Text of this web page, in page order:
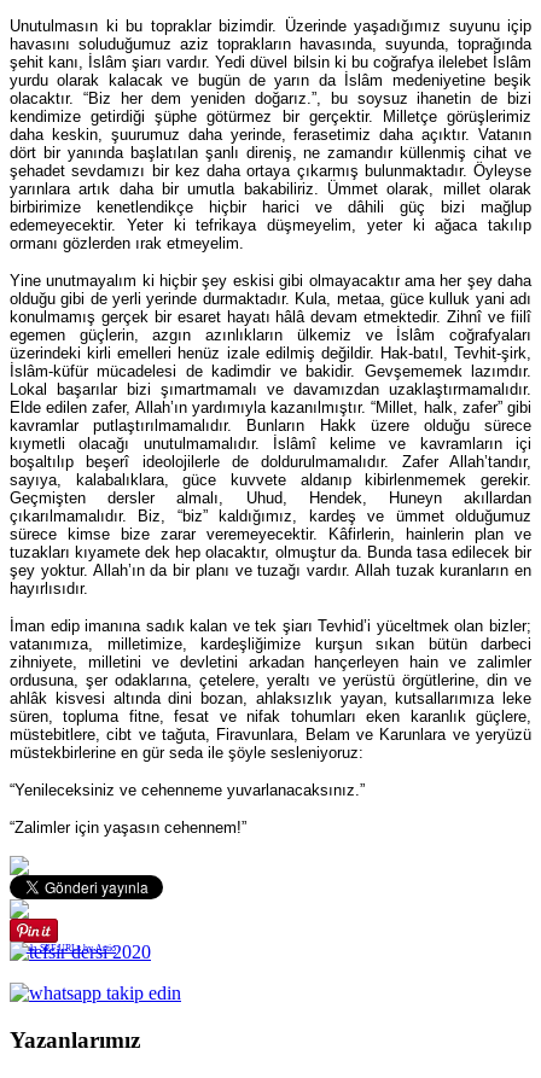
Unutulmasın ki bu topraklar bizimdir. Üzerinde yaşadığımız suyunu içip
havasını soluduğumuz aziz toprakların havasında, suyunda, toprağında
şehit kanı, İslâm şiarı vardır. Yedi düvel bilsin ki bu coğrafya ilelebet İslâm
yurdu olarak kalacak ve bugün de yarın da İslâm medeniyetine beşik
olacaktır. “Biz her dem yeniden doğarız.”, bu soysuz ihanetin de bizi
kendimize getirdiği şüphe götürmez bir gerçektir. Milletçe görüşlerimiz
daha keskin, şuurumuz daha yerinde, ferasetimiz daha açıktır. Vatanın
dört bir yanında başlatılan şanlı direniş, ne zamandır küllenmiş cihat ve
şehadet sevdamızı bir kez daha ortaya çıkarmış bulunmaktadır. Öyleyse
yarınlara artık daha bir umutla bakabiliriz. Ümmet olarak, millet olarak
birbirimize kenetlendikçe hiçbir harici ve dâhili güç bizi mağlup
edemeyecektir. Yeter ki tefrikaya düşmeyelim, yeter ki ağaca takılıp
ormanı gözlerden ırak etmeyelim.
Yine unutmayalım ki hiçbir şey eskisi gibi olmayacaktır ama her şey daha
olduğu gibi de yerli yerinde durmaktadır. Kula, metaa, güce kulluk yani adı
konulmamış gerçek bir esaret hayatı hâlâ devam etmektedir. Zihnî ve fiilî
egemen güçlerin, azgın azınlıkların ülkemiz ve İslâm coğrafyaları
üzerindeki kirli emelleri henüz izale edilmiş değildir. Hak-batıl, Tevhit-şirk,
İslâm-küfür mücadelesi de kadimdir ve bakidir. Gevşememek lazımdır.
Lokal başarılar bizi şımartmamalı ve davamızdan uzaklaştırmamalıdır.
Elde edilen zafer, Allah’ın yardımıyla kazanılmıştır. “Millet, halk, zafer” gibi
kavramlar putlaştırılmamalıdır. Bunların Hakk üzere olduğu sürece
kıymetli olacağı unutulmamalıdır. İslâmî kelime ve kavramların içi
boşaltılıp beşerî ideolojilerle de doldurulmamalıdır. Zafer Allah’tandır,
sayıya, kalabalıklara, güce kuvvete aldanıp kibirlenmemek gerekir.
Geçmişten dersler almalı, Uhud, Hendek, Huneyn akıllardan
çıkarılmamalıdır. Biz, “biz” kaldığımız, kardeş ve ümmet olduğumuz
sürece kimse bize zarar veremeyecektir. Kâfirlerin, hainlerin plan ve
tuzakları kıyamete dek hep olacaktır, olmuştur da. Bunda tasa edilecek bir
şey yoktur. Allah’ın da bir planı ve tuzağı vardır. Allah tuzak kuranların en
hayırlısıdır.
İman edip imanına sadık kalan ve tek şiarı Tevhid’i yüceltmek olan bizler;
vatanımıza, milletimize, kardeşliğimize kurşun sıkan bütün darbeci
zihniyete, milletini ve devletini arkadan hançerleyen hain ve zalimler
ordusuna, şer odaklarına, çetelere, yeraltı ve yerüstü örgütlerine, din ve
ahlâk kisvesi altında dini bozan, ahlaksızlık yayan, kutsallarımıza leke
süren, topluma fitne, fesat ve nifak tohumları eken karanlık güçlere,
müstebitlere, cibt ve tağuta, Firavunlara, Belam ve Karunlara ve yeryüzü
müstekbirlerine en gür seda ile şöyle sesleniyoruz:
“Yenileceksiniz ve cehenneme yuvarlanacaksınız.”
“Zalimler için yaşasın cehennem!”
Joomla SEF URLs by Artio
Yazanlarımız